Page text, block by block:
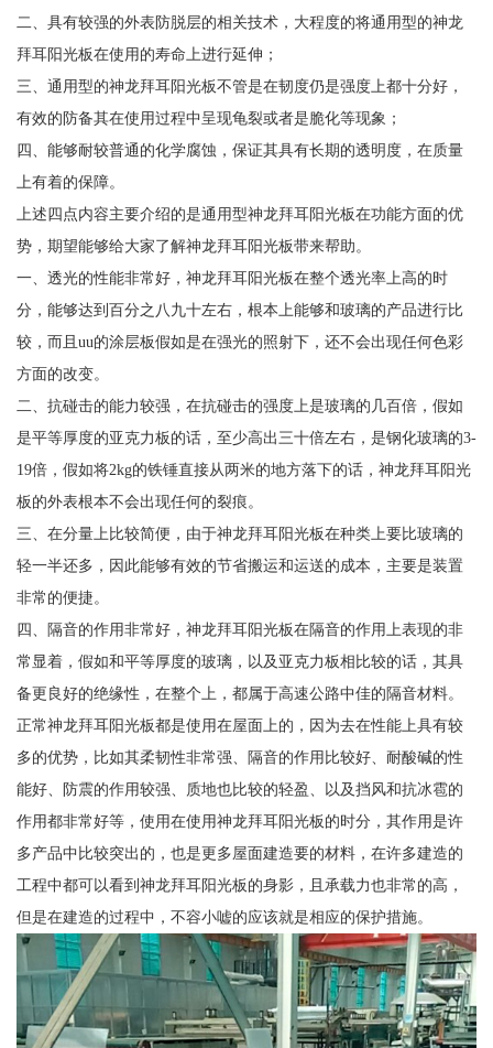
二、具有较强的外表防脱层的相关技术，大程度的将通用型的神龙
拜耳阳光板在使用的寿命上进行延伸；
三、通用型的神龙拜耳阳光板不管是在韧度仍是强度上都十分好，
有效的防备其在使用过程中呈现龟裂或者是脆化等现象；
四、能够耐较普通的化学腐蚀，保证其具有长期的透明度，在质量
上有着的保障。
上述四点内容主要介绍的是通用型神龙拜耳阳光板在功能方面的优
势，期望能够给大家了解神龙拜耳阳光板带来帮助。
一、透光的性能非常好，神龙拜耳阳光板在整个透光率上高的时
分，能够达到百分之八九十左右，根本上能够和玻璃的产品进行比
较，而且uu的涂层板假如是在强光的照射下，还不会出现任何色彩
方面的改变。
二、抗碰击的能力较强，在抗碰击的强度上是玻璃的几百倍，假如
是平等厚度的亚克力板的话，至少高出三十倍左右，是钢化玻璃的3-
19倍，假如将2kg的铁锤直接从两米的地方落下的话，神龙拜耳阳光
板的外表根本不会出现任何的裂痕。
三、在分量上比较简便，由于神龙拜耳阳光板在种类上要比玻璃的
轻一半还多，因此能够有效的节省搬运和运送的成本，主要是装置
非常的便捷。
四、隔音的作用非常好，神龙拜耳阳光板在隔音的作用上表现的非
常显着，假如和平等厚度的玻璃，以及亚克力板相比较的话，其具
备更良好的绝缘性，在整个上，都属于高速公路中佳的隔音材料。
正常神龙拜耳阳光板都是使用在屋面上的，因为去在性能上具有较
多的优势，比如其柔韧性非常强、隔音的作用比较好、耐酸碱的性
能好、防震的作用较强、质地也比较的轻盈、以及挡风和抗冰雹的
作用都非常好等，使用在使用神龙拜耳阳光板的时分，其作用是许
多产品中比较突出的，也是更多屋面建造要的材料，在许多建造的
工程中都可以看到神龙拜耳阳光板的身影，且承载力也非常的高，
但是在建造的过程中，不容小嘘的应该就是相应的保护措施。